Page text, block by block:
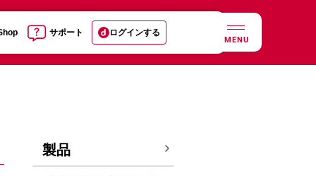
サポート ログインする
MENU
製品